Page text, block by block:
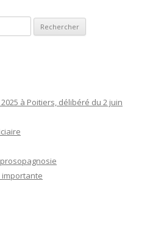
à Poitiers, délibéré du 2 juin